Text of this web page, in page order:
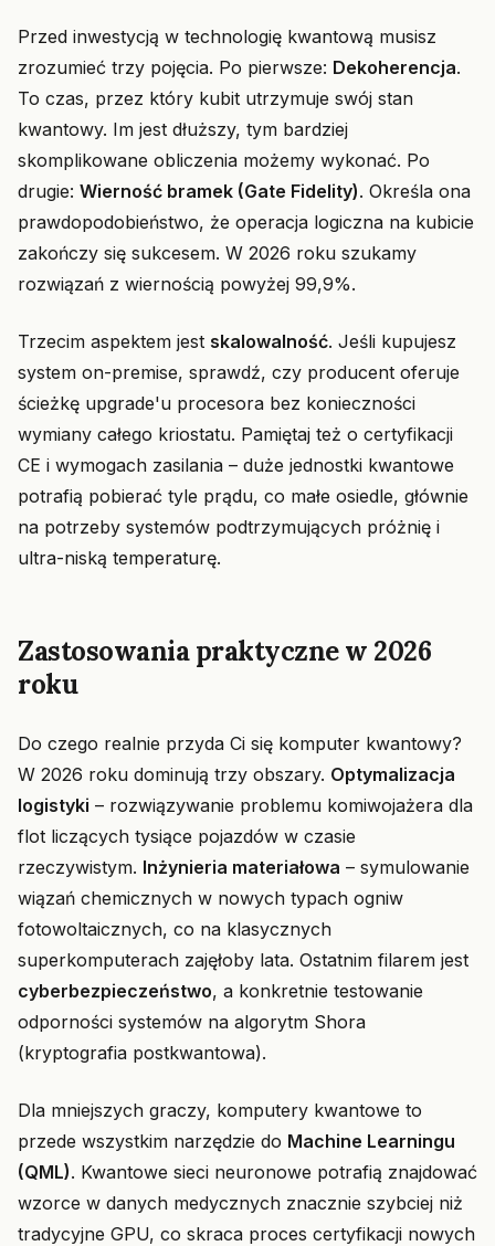
Przed inwestycją w technologię kwantową musisz
zrozumieć trzy pojęcia. Po pierwsze: Dekoherencja.
To czas, przez który kubit utrzymuje swój stan
kwantowy. Im jest dłuższy, tym bardziej
skomplikowane obliczenia możemy wykonać. Po
drugie: Wierność bramek (Gate Fidelity). Określa ona
prawdopodobieństwo, że operacja logiczna na kubicie
zakończy się sukcesem. W 2026 roku szukamy
rozwiązań z wiernością powyżej 99,9%.
Trzecim aspektem jest skalowalność. Jeśli kupujesz
system on-premise, sprawdź, czy producent oferuje
ścieżkę upgrade'u procesora bez konieczności
wymiany całego kriostatu. Pamiętaj też o certyfikacji
CE i wymogach zasilania – duże jednostki kwantowe
potrafią pobierać tyle prądu, co małe osiedle, głównie
na potrzeby systemów podtrzymujących próżnię i
ultra-niską temperaturę.
Zastosowania praktyczne w 2026
roku
Do czego realnie przyda Ci się komputer kwantowy?
W 2026 roku dominują trzy obszary. Optymalizacja
logistyki – rozwiązywanie problemu komiwojażera dla
flot liczących tysiące pojazdów w czasie
rzeczywistym. Inżynieria materiałowa – symulowanie
wiązań chemicznych w nowych typach ogniw
fotowoltaicznych, co na klasycznych
superkomputerach zajęłoby lata. Ostatnim filarem jest
cyberbezpieczeństwo, a konkretnie testowanie
odporności systemów na algorytm Shora
(kryptografia postkwantowa).
Dla mniejszych graczy, komputery kwantowe to
przede wszystkim narzędzie do Machine Learningu
(QML). Kwantowe sieci neuronowe potrafią znajdować
wzorce w danych medycznych znacznie szybciej niż
tradycyjne GPU, co skraca proces certyfikacji nowych